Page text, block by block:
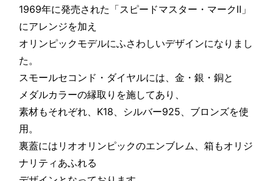
1969年に発売された「スピードマスター・マークⅡ」
にアレンジを加え
オリンピックモデルにふさわしいデザインになりまし
た。
スモールセコンド・ダイヤルには、金・銀・銅と
メダルカラーの縁取りを施してあり、
素材もそれぞれ、K18、シルバー925、ブロンズを使
用。
裏蓋にはリオオリンピックのエンブレム、箱もオリジ
ナリティあふれる